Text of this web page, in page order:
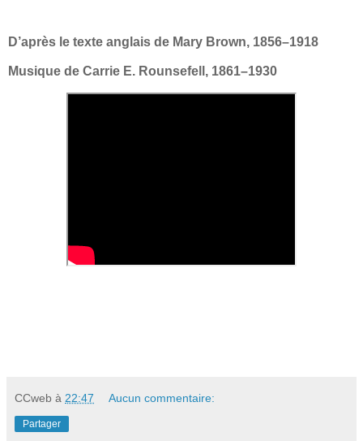
D’après le texte anglais de Mary Brown, 1856–1918
Musique de Carrie E. Rounsefell, 1861–1930
CCweb à 22:47 Aucun commentaire:
Partager